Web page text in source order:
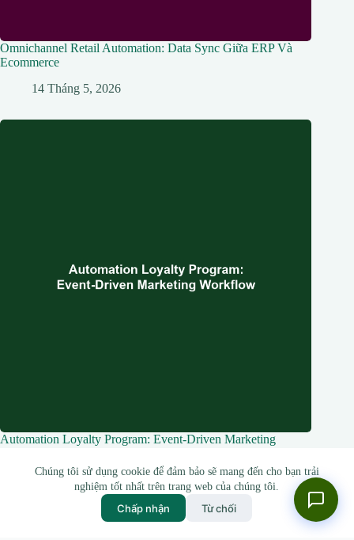
Chúng tôi sử dụng cookie để đảm bảo sẽ mang đến cho bạn trải
nghiệm tốt nhất trên trang web của chúng tôi.
Chấp nhận Từ chối
Omnichannel Retail Automation: Data Sync Giữa ERP Và
Ecommerce
14 Tháng 5, 2026
Automation Loyalty Program: Event-Driven Marketing
13 Tháng 5, 2026